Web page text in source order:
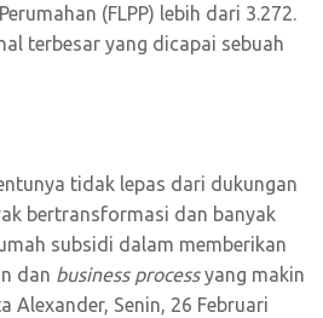
(FLPP) lebih dari 3.272.
terbesar yang dicapai sebuah
tidak lepas dari dukungan
bertransformasi dan banyak
subsidi dalam memberikan
dan business processyang makin
Alexander, Senin, 26 Februari